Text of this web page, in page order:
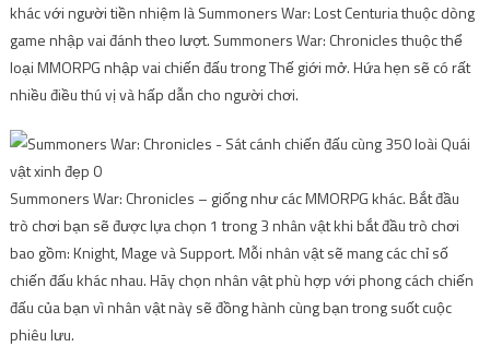
khác với người tiền nhiệm là Summoners War: Lost Centuria thuộc dòng
game nhập vai đánh theo lượt. Summoners War: Chronicles thuộc thể
loại MMORPG nhập vai chiến đấu trong Thế giới mở. Hứa hẹn sẽ có rất
nhiều điều thú vị và hấp dẫn cho người chơi.
Summoners War: Chronicles – giống như các MMORPG khác. Bắt đầu
trò chơi bạn sẽ được lựa chọn 1 trong 3 nhân vật khi bắt đầu trò chơi
bao gồm: Knight, Mage và Support. Mỗi nhân vật sẽ mang các chỉ số
chiến đấu khác nhau. Hãy chọn nhân vật phù hợp với phong cách chiến
đấu của bạn vì nhân vật này sẽ đồng hành cùng bạn trong suốt cuộc
phiêu lưu.